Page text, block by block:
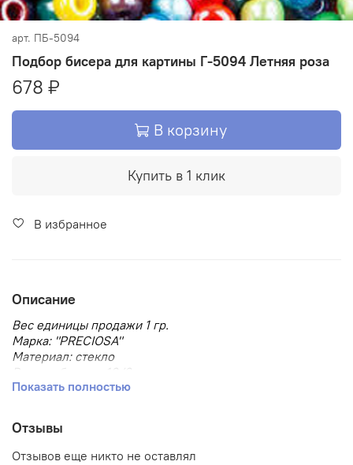
арт. ПБ-5094
Подбор бисера для картины Г-5094 Летняя роза
678 ₽
В корзину
Купить в 1 клик
В избранное
Описание
Вес единицы продажи 1 гр.
Марка: "PRECIOSA"
Материал: стекло
Размер бисера: 10/0
Размер, мм: 2.3
Тип упаковки: в пакете
Форма бисера: круглый
Показать полностью
Отзывы
Отзывов еще никто не оставлял